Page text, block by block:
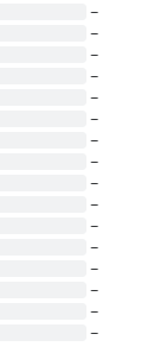
~
~
~
~
~
~
~
~
~
~
~
~
~
~
~
~